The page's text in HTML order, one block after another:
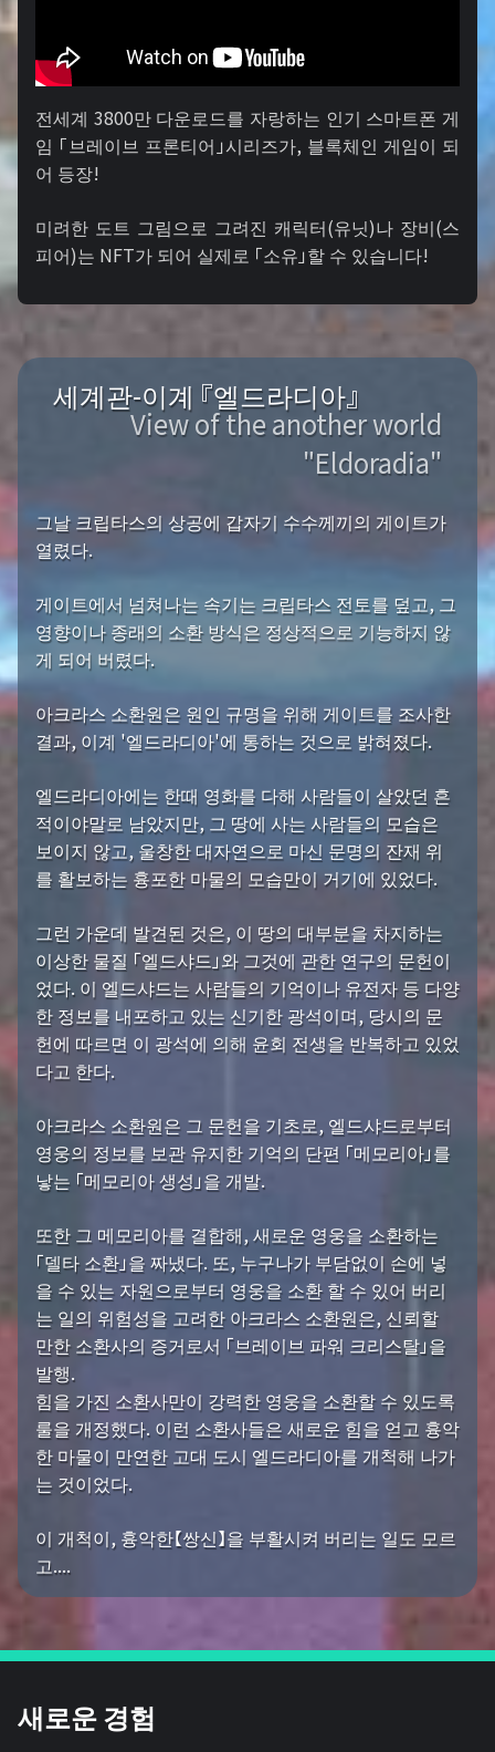
전세계 3800만 다운로드를 자랑하는 인기 스마트폰 게
임 「브레이브 프론티어」시리즈가, 블록체인 게임이 되
어 등장!
미려한 도트 그림으로 그려진 캐릭터(유닛)나 장비(스
피어)는 NFT가 되어 실제로 「소유」할 수 있습니다!
세계관-이계 『엘드라디아』
View of the another world
"Eldoradia"
그날 크립타스의 상공에 갑자기 수수께끼의 게이트가
열렸다.
게이트에서 넘쳐나는 속기는 크립타스 전토를 덮고, 그
영향이나 종래의 소환 방식은 정상적으로 기능하지 않
게 되어 버렸다.
아크라스 소환원은 원인 규명을 위해 게이트를 조사한
결과, 이계 '엘드라디아'에 통하는 것으로 밝혀졌다.
엘드라디아에는 한때 영화를 다해 사람들이 살았던 흔
적이야말로 남았지만, 그 땅에 사는 사람들의 모습은
보이지 않고, 울창한 대자연으로 마신 문명의 잔재 위
를 활보하는 흉포한 마물의 모습만이 거기에 있었다.
그런 가운데 발견된 것은, 이 땅의 대부분을 차지하는
이상한 물질 「엘드샤드」와 그것에 관한 연구의 문헌이
었다. 이 엘드샤드는 사람들의 기억이나 유전자 등 다양
한 정보를 내포하고 있는 신기한 광석이며, 당시의 문
헌에 따르면 이 광석에 의해 윤회 전생을 반복하고 있었
다고 한다.
아크라스 소환원은 그 문헌을 기초로, 엘드샤드로부터
영웅의 정보를 보관 유지한 기억의 단편 「메모리아」를
낳는 「메모리아 생성」을 개발.
또한 그 메모리아를 결합해, 새로운 영웅을 소환하는
「델타 소환」을 짜냈다. 또, 누구나가 부담없이 손에 넣
을 수 있는 자원으로부터 영웅을 소환 할 수 있어 버리
는 일의 위험성을 고려한 아크라스 소환원은, 신뢰할
만한 소환사의 증거로서 「브레이브 파워 크리스탈」을
발행.
힘을 가진 소환사만이 강력한 영웅을 소환할 수 있도록
룰을 개정했다. 이런 소환사들은 새로운 힘을 얻고 흉악
한 마물이 만연한 고대 도시 엘드라디아를 개척해 나가
는 것이었다.
이 개척이, 흉악한【쌍신】을 부활시켜 버리는 일도 모르
고....
새로운 경험